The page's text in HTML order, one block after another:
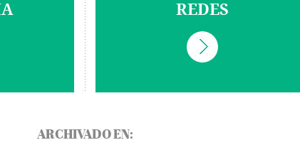
REDES
ARCHIVADO EN: